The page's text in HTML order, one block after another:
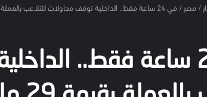
/ مصر / في 24 ساعة فقط.. الداخلية توقف محاولات للتلاعب بالعملة بقيمة 29 مليون
في 24 ساعة فقط..